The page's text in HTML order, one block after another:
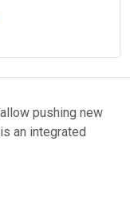
pushing new
an integrated